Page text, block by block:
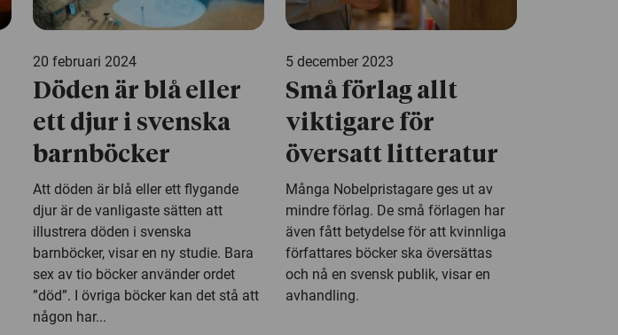
20 februari 2024
Döden är blå eller
ett djur i svenska
barnböcker
Att döden är blå eller ett flygande
djur är de vanligaste sätten att
illustrera döden i svenska
barnböcker, visar en ny studie. Bara
sex av tio böcker använder ordet
”död”. I övriga böcker kan det stå att
någon har...
5 december 2023
Små förlag allt
viktigare för
översatt litteratur
Många Nobelpristagare ges ut av
mindre förlag. De små förlagen har
även fått betydelse för att kvinnliga
författares böcker ska översättas
och nå en svensk publik, visar en
avhandling.